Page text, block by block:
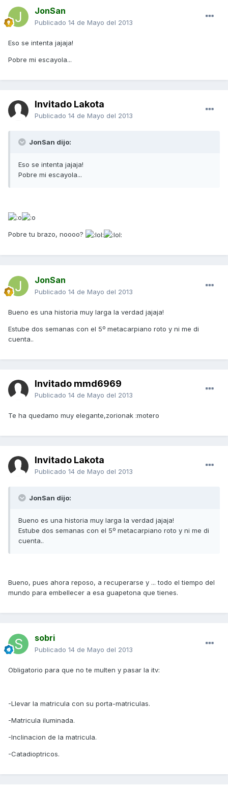
JonSan
Publicado 14 de Mayo del 2013
Eso se intenta jajaja!
Pobre mi escayola...
Invitado Lakota
Publicado 14 de Mayo del 2013
JonSan dijo:
Eso se intenta jajaja!
Pobre mi escayola...
Pobre tu brazo, noooo?
JonSan
Publicado 14 de Mayo del 2013
Bueno es una historia muy larga la verdad jajaja!
Estube dos semanas con el 5º metacarpiano roto y ni me di
cuenta..
Invitado mmd6969
Publicado 14 de Mayo del 2013
Te ha quedamo muy elegante,zorionak :motero
Invitado Lakota
Publicado 14 de Mayo del 2013
JonSan dijo:
Bueno es una historia muy larga la verdad jajaja!
Estube dos semanas con el 5º metacarpiano roto y ni me di
cuenta..
Bueno, pues ahora reposo, a recuperarse y ... todo el tiempo del
mundo para embellecer a esa guapetona que tienes.
sobri
Publicado 14 de Mayo del 2013
Obligatorio para que no te multen y pasar la itv:
-Llevar la matricula con su porta-matriculas.
-Matricula iluminada.
-Inclinacion de la matricula.
-Catadioptricos.